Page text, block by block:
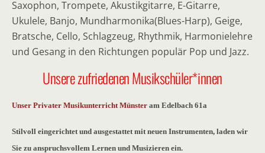
Saxophon, Trompete, Akustikgitarre, E-Gitarre,
Ukulele, Banjo, Mundharmonika(Blues-Harp), Geige,
Bratsche, Cello, Schlagzeug, Rhythmik, Harmonielehre
und Gesang in den Richtungen populär Pop und Jazz.
Unsere zufriedenen Musikschüler*innen
Unser Privater Musikunterricht Münster am Edelbach 61a
Stilvoll eingerichtet und ausgestattet mit neuen Instrumenten, laden wir
Sie zu anspruchsvollem Lernen und Musizieren ein.